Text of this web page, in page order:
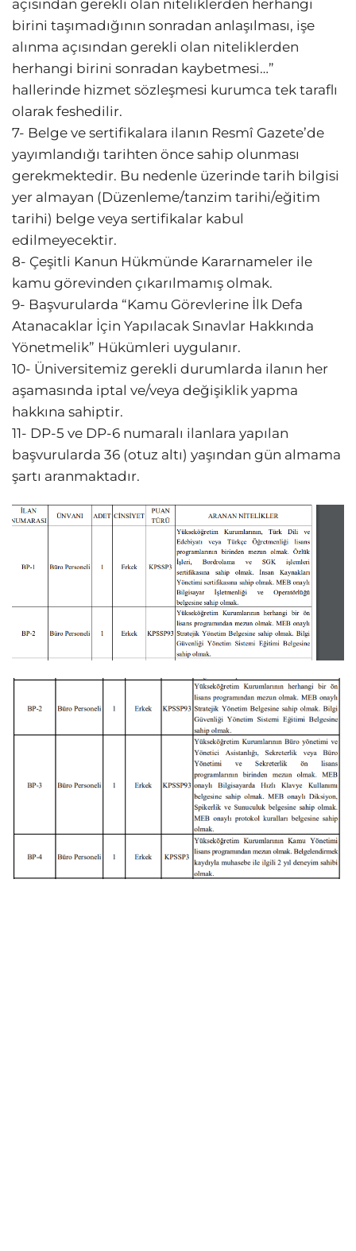
açısından gerekli olan niteliklerden herhangi
birini taşımadığının sonradan anlaşılması, işe
alınma açısından gerekli olan niteliklerden
herhangi birini sonradan kaybetmesi…”
hallerinde hizmet sözleşmesi kurumca tek taraflı
olarak feshedilir.
7- Belge ve sertifikalara ilanın Resmî Gazete’de
yayımlandığı tarihten önce sahip olunması
gerekmektedir. Bu nedenle üzerinde tarih bilgisi
yer almayan (Düzenleme/tanzim tarihi/eğitim
tarihi) belge veya sertifikalar kabul
edilmeyecektir.
8- Çeşitli Kanun Hükmünde Kararnameler ile
kamu görevinden çıkarılmamış olmak.
9- Başvurularda “Kamu Görevlerine İlk Defa
Atanacaklar İçin Yapılacak Sınavlar Hakkında
Yönetmelik” Hükümleri uygulanır.
10- Üniversitemiz gerekli durumlarda ilanın her
aşamasında iptal ve/veya değişiklik yapma
hakkına sahiptir.
11- DP-5 ve DP-6 numaralı ilanlara yapılan
başvurularda 36 (otuz altı) yaşından gün almama
şartı aranmaktadır.